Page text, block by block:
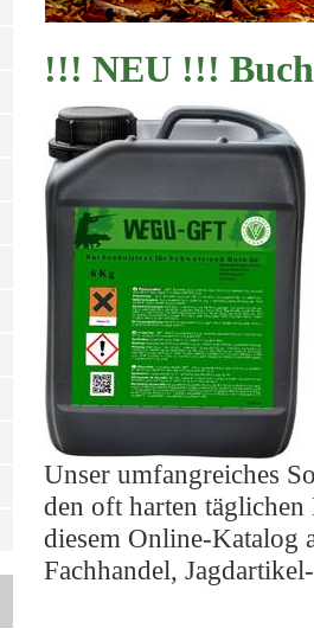
!!! NEU !!!
Unser umfangreiches
den oft harten
diesem Online-Katalog
Fachhandel,